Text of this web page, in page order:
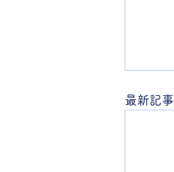
最新記事